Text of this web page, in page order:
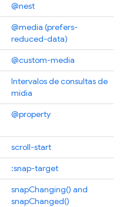
@nest
@media (prefers-
reduced-data)
@custom-media
Intervalos de consultas de
mídia
@property
scroll-start
:snap-target
snapChanging() and
snapChanged()